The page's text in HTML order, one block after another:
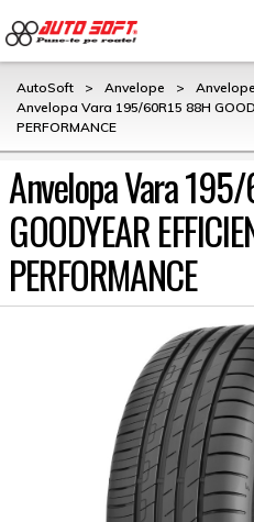
AutoSoft > Anvelope >
Anvelopa Vara 195/60R15 88H
PERFORMANCE
Anvelopa Vara
GOODYEAR
PERFORMANCE